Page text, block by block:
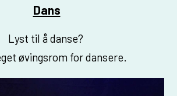
Dans
Lyst til å danse?
øvingsrom for dansere.